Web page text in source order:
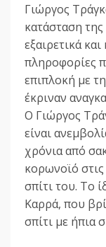
Γιώργος
κατάσταση
εξαιρετικά
πληροφορίες
επιπλοκή με
έκριναν
Ο Γιώργος
είναι
χρόνια από
κορωνοϊό
σπίτι του. Το
Καρρά, που
σπίτι με ήπια